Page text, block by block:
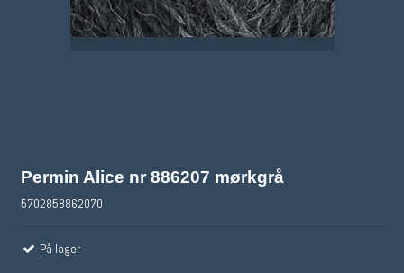
Permin Alice nr 886207 mørkgrå
5702858862070
På lager